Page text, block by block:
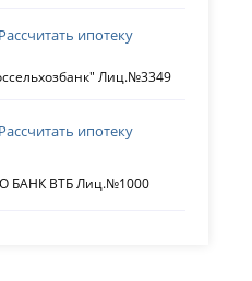
Лиц.№3349
Рассчитать ипотеку
БАНК ВТБ Лиц.№1000
Рассчитать ипотеку